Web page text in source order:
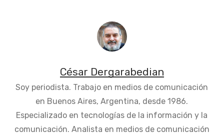
César Dergarabedian
Soy periodista. Trabajo en medios de comunicación
en Buenos Aires, Argentina, desde 1986.
Especializado en tecnologías de la información y la
comunicación. Analista en medios de comunicación